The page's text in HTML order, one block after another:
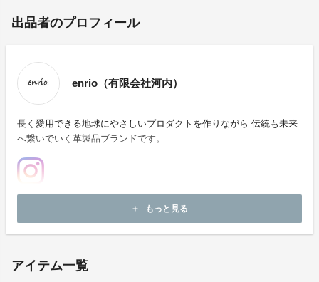
出品者のプロフィール
enrio（有限会社河内）
長く愛用できる地球にやさしいプロダクトを作りながら 伝統も未来
へ繋いでいく革製品ブランドです。
add もっと見る
アイテム一覧